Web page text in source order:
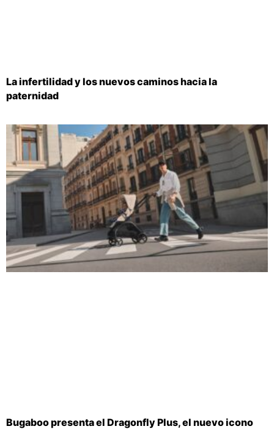
La infertilidad y los nuevos caminos hacia la
paternidad
Bugaboo presenta el Dragonfly Plus, el nuevo icono